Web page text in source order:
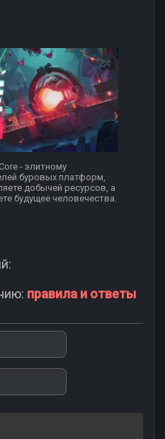
- элитному
буровых платформ,
добычей ресурсов, а
будущее человечества.
правила и ответы